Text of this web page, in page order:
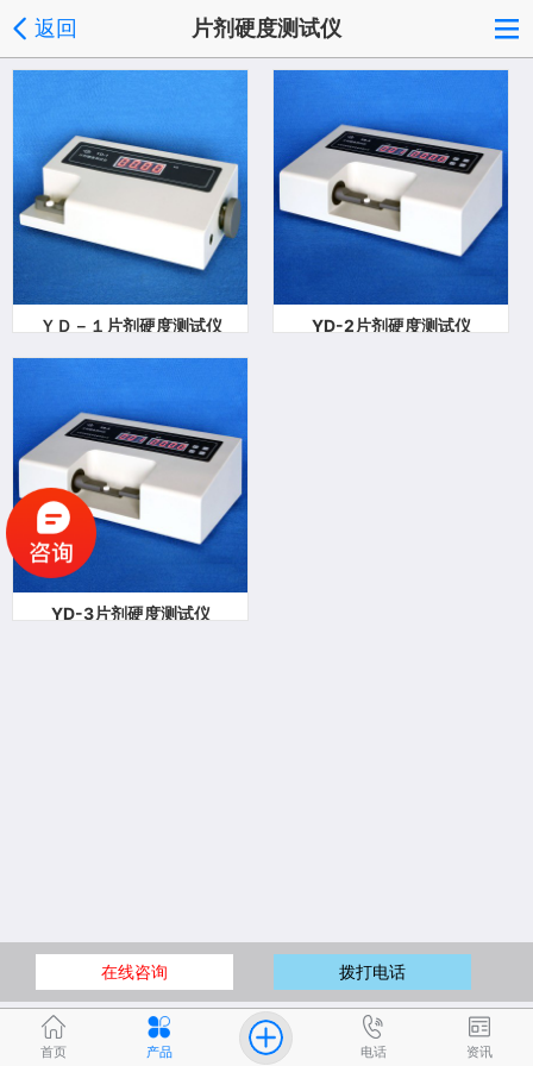
在线咨询 拨打电话
返回 片剂硬度测试仪
ＹＤ－１片剂硬度测试仪 YD-2片剂硬度测试仪
YD-3片剂硬度测试仪
首页 产品 电话 资讯